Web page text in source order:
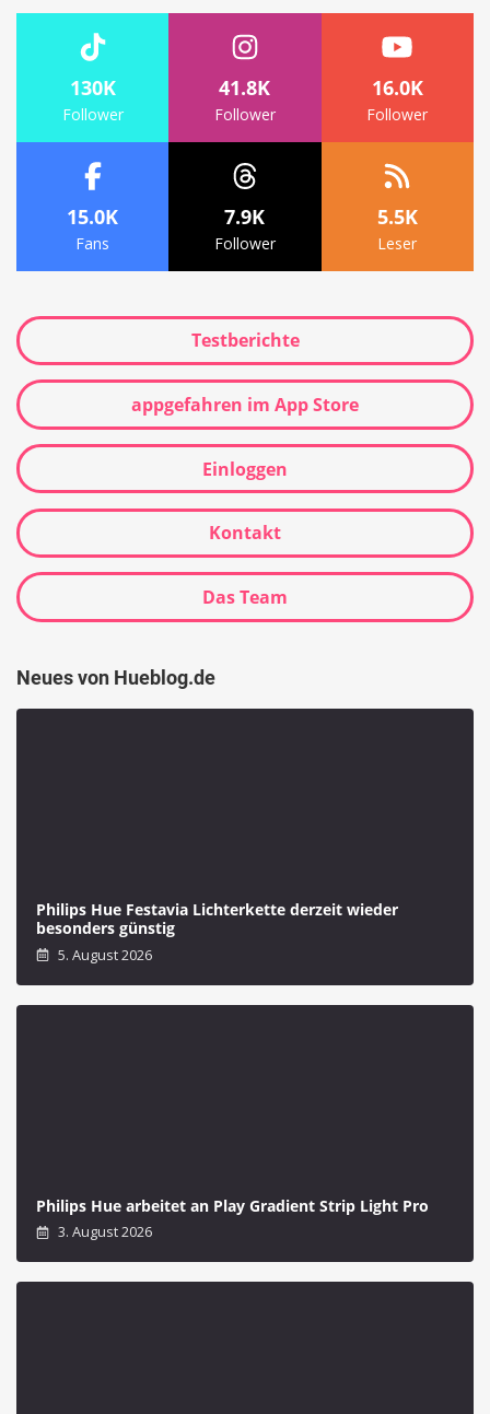
130K
Follower
41.8K
Follower
16.0K
Follower
15.0K
Fans
7.9K
Follower
5.5K
Leser
Testberichte
appgefahren im App Store
Einloggen
Kontakt
Das Team
Neues von Hueblog.de
Philips Hue Festavia Lichterkette derzeit wieder
besonders günstig
5. August 2026
Philips Hue arbeitet an Play Gradient Strip Light Pro
3. August 2026